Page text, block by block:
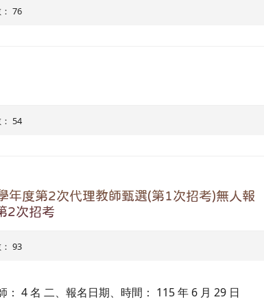
76
54
年度第2次代理教師甄選(第1次招考)無人報
2次招考
93
4 名 二、報名日期、時間： 115 年 6 月 29 日